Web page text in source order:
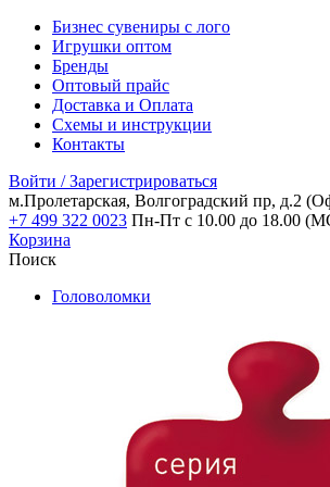
Бизнес сувениры с лого
Игрушки оптом
Бренды
Оптовый прайс
Доставка и Оплата
Схемы и инструкции
Контакты
Войти / Зарегистрироваться
м.Пролетарская, Волгоградский пр, д.2
+7 499 322 0023 Пн-Пт с 10.00 до 18.00
Корзина
Поиск
Головоломки